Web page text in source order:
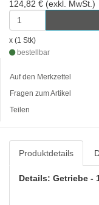
124,82 € (exkl. MwSt.)
x (1 Stk)
bestellbar
Auf den Merkzettel
Fragen zum Artikel
Teilen
Produktdetails
Details: Getriebe -